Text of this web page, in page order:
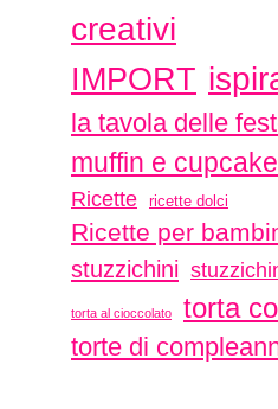
creativi
IMPORT
la tavola delle
muffin e
Ricette ricette dolci
Ricette per
stuzzichini
torta al cioccolato torta
torte di